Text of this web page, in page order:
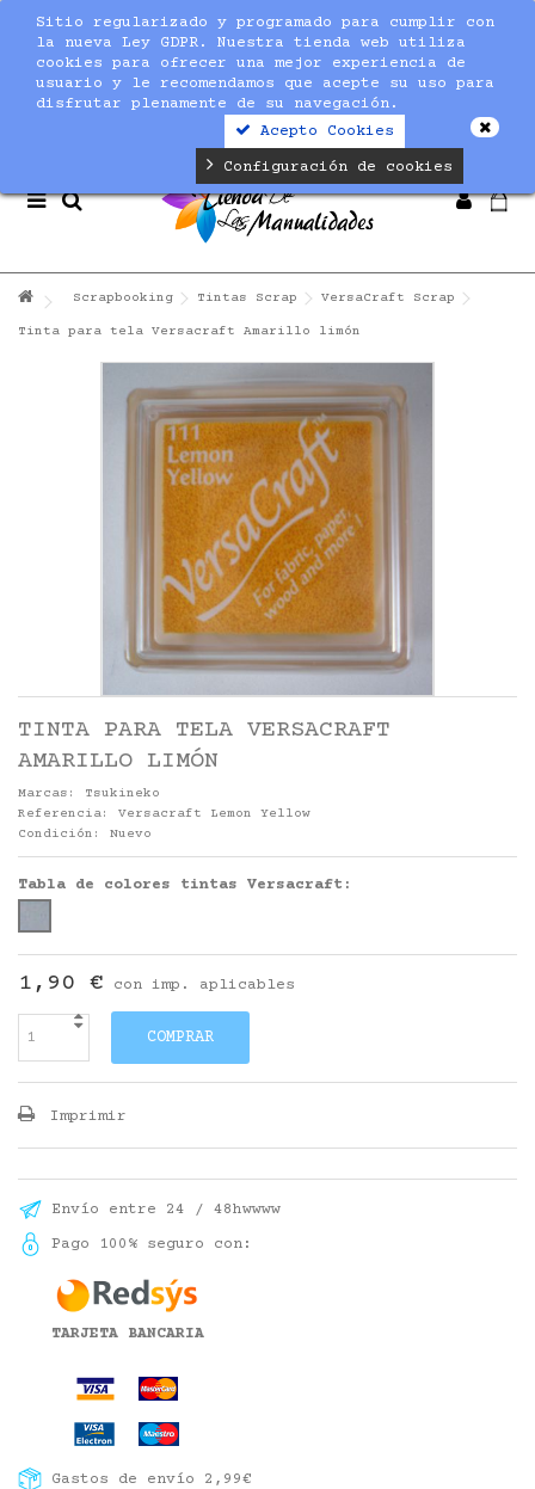
Notice : Undefined index: max_amount in
/home/nuevaltm/public_html/modules/sequracheckout/lib/
on line19
Sitio regularizado y programado para cumplir con
la nueva Ley GDPR. Nuestra tienda web utiliza
cookies para ofrecer una mejor experiencia de
usuario y le recomendamos que acepte su uso para
disfrutar plenamente de su navegación.
Acepto Cookies
Configuración de cookies
Scrapbooking Tintas Scrap VersaCraft Scrap
Tinta para tela Versacraft Amarillo limón
TINTA PARA TELA VERSACRAFT
AMARILLO LIMÓN
Marcas:
Tsukineko
Referencia:
Versacraft Lemon Yellow
Condición:
Nuevo
Tabla de colores tintas Versacraft:
1,90 € con imp. aplicables
COMPRAR
Imprimir
Envío entre 24 / 48hwwww
Pago 100% seguro con:
TARJETA BANCARIA
Gastos de envío 2,99€